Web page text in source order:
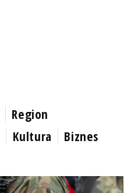
Region
Kultura
Biznes